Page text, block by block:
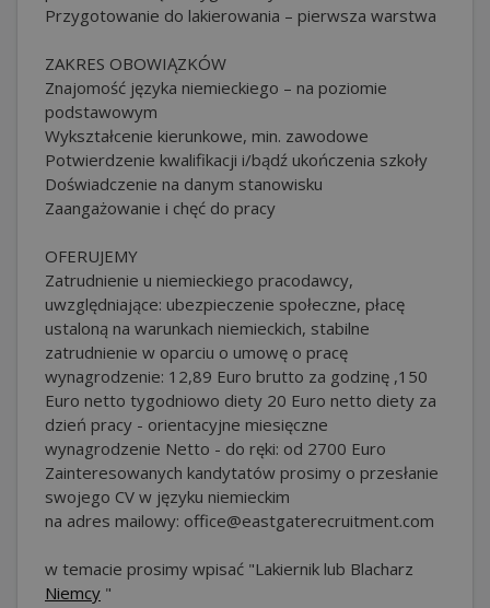
Przygotowanie do lakierowania – pierwsza warstwa
ZAKRES OBOWIĄZKÓW
Znajomość języka niemieckiego – na poziomie
podstawowym
Wykształcenie kierunkowe, min. zawodowe
Potwierdzenie kwalifikacji i/bądź ukończenia szkoły
Doświadczenie na danym stanowisku
Zaangażowanie i chęć do pracy
OFERUJEMY
Zatrudnienie u niemieckiego pracodawcy,
uwzględniające: ubezpieczenie społeczne, płacę
ustaloną na warunkach niemieckich, stabilne
zatrudnienie w oparciu o umowę o pracę
wynagrodzenie: 12,89 Euro brutto za godzinę ,150
Euro netto tygodniowo diety 20 Euro netto diety za
dzień pracy - orientacyjne miesięczne
wynagrodzenie Netto - do ręki: od 2700 Euro
Zainteresowanych kandytatów prosimy o przesłanie
swojego CV w języku niemieckim
na adres mailowy: office@eastgaterecruitment.com
w temacie prosimy wpisać "Lakiernik lub Blacharz
Niemcy "